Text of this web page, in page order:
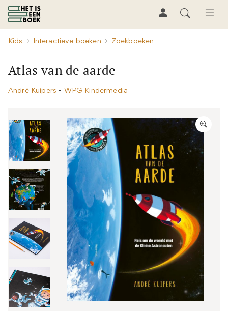
Kids Interactieve boeken Zoekboeken
Atlas van de aarde
André Kuipers - WPG Kindermedia